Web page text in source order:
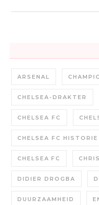
ARSENAL
CHELSEA-DRAKTER
CHELSEA FC
CHELSEA FC HISTORIE
CHELSEA FC
DIDIER DROGBA
DUURZAAMHEID